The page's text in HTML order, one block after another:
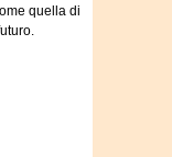
quella di